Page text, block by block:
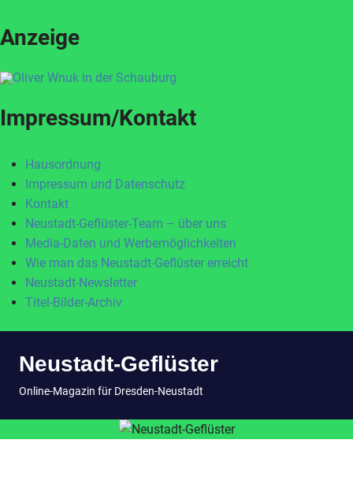
Anzeige
Impressum/Kontakt
Hausordnung
Impressum und Datenschutz
Kontakt
Neustadt-Geflüster-Team – über uns
Media-Daten und Werbemöglichkeiten
Wie man das Neustadt-Geflüster erreicht
Neustadt-Newsletter
Titel-Bilder-Archiv
InhaltNeustadt-Geflüster
Online-Magazin für Dresden-Neustadt